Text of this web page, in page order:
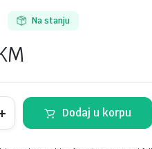
Na stanju
Dodaj u korpu